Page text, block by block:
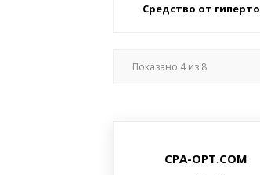
Средство от
Показано 4из 8
CPA-OPT.COM